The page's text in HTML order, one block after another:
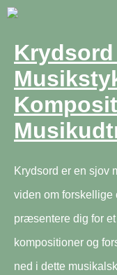
Krydsord er en sjov
viden om forskellige
præsentere dig for
kompositioner og
ned i dette